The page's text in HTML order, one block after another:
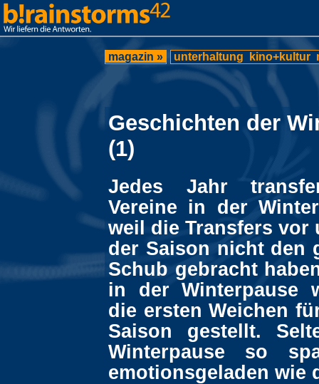
magazin » unterhaltung kino+kultur
Geschichten der
(1)
Jedes Jahr
Vereine in der
weil die Transfers vor
der Saison nicht den
Schub gebracht
in der Winterpause
die ersten Weichen
Saison gestellt.
Winterpause so
emotionsgeladen wie